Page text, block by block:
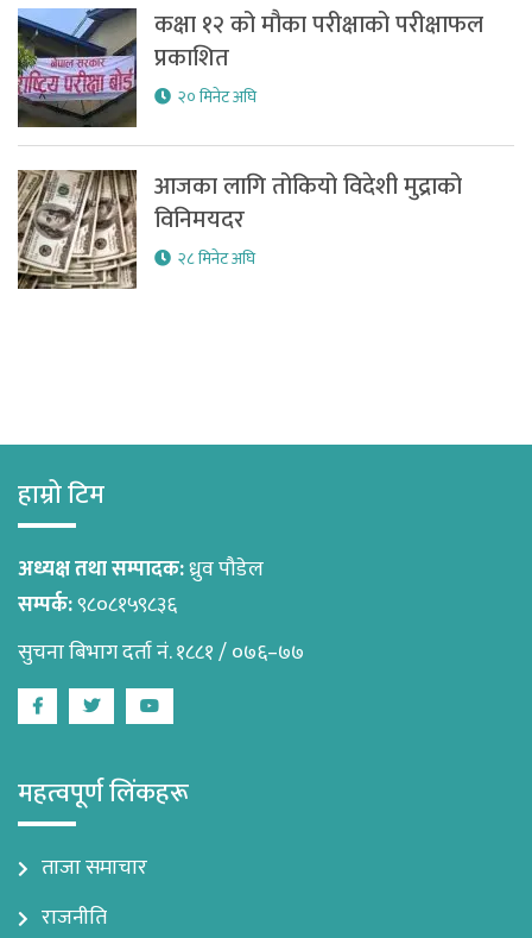
कक्षा १२ को मौका परीक्षाको परीक्षाफल
प्रकाशित
२० मिनेट अघि
आजका लागि तोकियो विदेशी मुद्राको
विनिमयदर
२८ मिनेट अघि
हाम्रो टिम
अध्यक्ष तथा सम्पादक:ध्रुव पौडेल
सम्पर्क:९८०८१५९८३६
सुचना बिभाग दर्ता नं. १८८१ / ०७६–७७
FacebookTwitterYoutube
महत्वपूर्ण लिंकहरू
ताजा समाचार
राजनीति